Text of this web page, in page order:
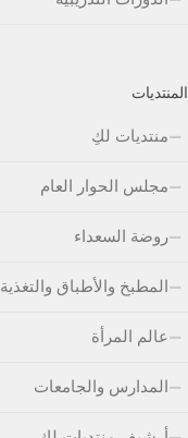
المنتديات
منتديات لكِ
مجلس الحوار العام
روضة السعداء
المطبخ والأطباق والتغذية
عالم المرأة
المدارس والجامعات